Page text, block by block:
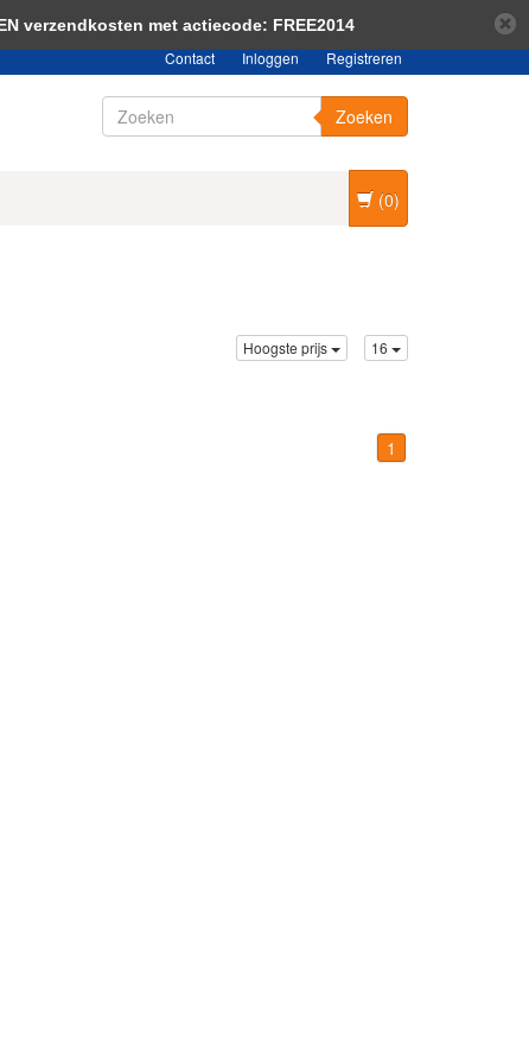
Contact Inloggen Registreren
Zoeken
(0)
Hoogste prijs 16
1
verbergen Meer over cookies »
verzendkosten met actiecode: FREE2014